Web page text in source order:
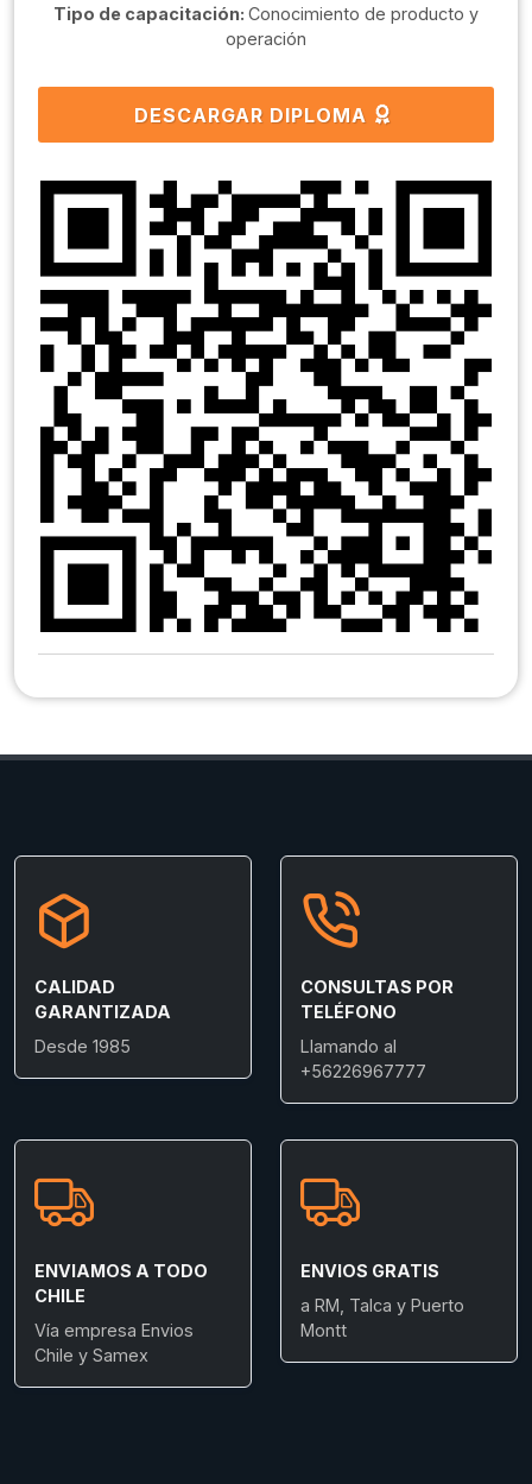
Tipo de capacitación: Conocimiento de producto y
operación
DESCARGAR DIPLOMA
CALIDAD
GARANTIZADA
Desde 1985
CONSULTAS POR
TELÉFONO
Llamando al
+56226967777
ENVIAMOS A TODO
CHILE
Vía empresa Envios
Chile y Samex
ENVIOS GRATIS
a RM, Talca y Puerto
Montt